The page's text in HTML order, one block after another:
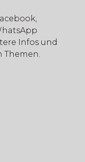
Infos und
Themen.